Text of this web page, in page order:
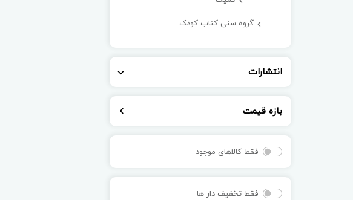
گروه سنی کتاب کودک
انتشارات
بازه قیمت
فقط کالاهای موجود
فقط تخفیف دار ها